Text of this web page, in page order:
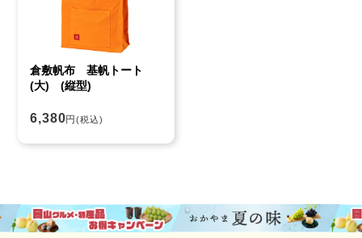
倉敷帆布 基帆トート
(大) (縦型)
6,380円(税込)